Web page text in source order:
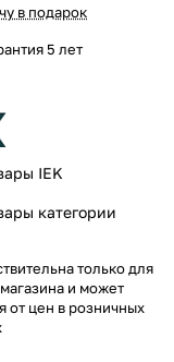
в подарок
5 лет
IEK
категории
только для
и может
от цен в розничных